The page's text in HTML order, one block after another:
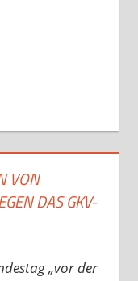
VON
DAS GKV-
„vor der